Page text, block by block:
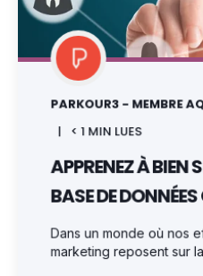
PARKOUR3 - MEMBRE
< 1 MIN LUES
APPRENEZ À BIEN
BASE DE
Dans un monde où nos
marketing reposent sur